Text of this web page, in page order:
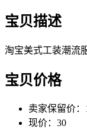
宝贝描述
淘宝美式工装潮流
宝贝价格
卖家保留价：
现价：30